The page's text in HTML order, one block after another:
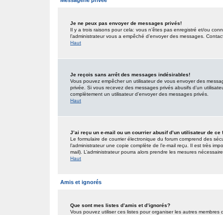
Je ne peux pas envoyer de messages privés!
Il y a trois raisons pour cela: vous n’êtes pas enregistré et/ou
l’administrateur vous a empêché d’envoyer des messages.
Haut
Je reçois sans arrêt des messages indésirables!
Vous pouvez empêcher un utilisateur de vous envoyer des
privée. Si vous recevez des messages privés abusifs d’un
complètement un utilisateur d’envoyer des messages privés.
Haut
J’ai reçu un e-mail ou un courrier abusif d’un utilisateur de ce
Le formulaire de courrier électronique du forum comprend des
l’administrateur une copie complète de l’e-mail reçu. Il est très
mail). L’administrateur pourra alors prendre les mesures
Haut
Amis et ignorés
Que sont mes listes d’amis et d’ignorés?
Vous pouvez utiliser ces listes pour organiser les autres